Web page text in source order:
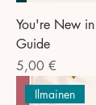
You're New
Guide
Preis
5,00 €
Ilmainen